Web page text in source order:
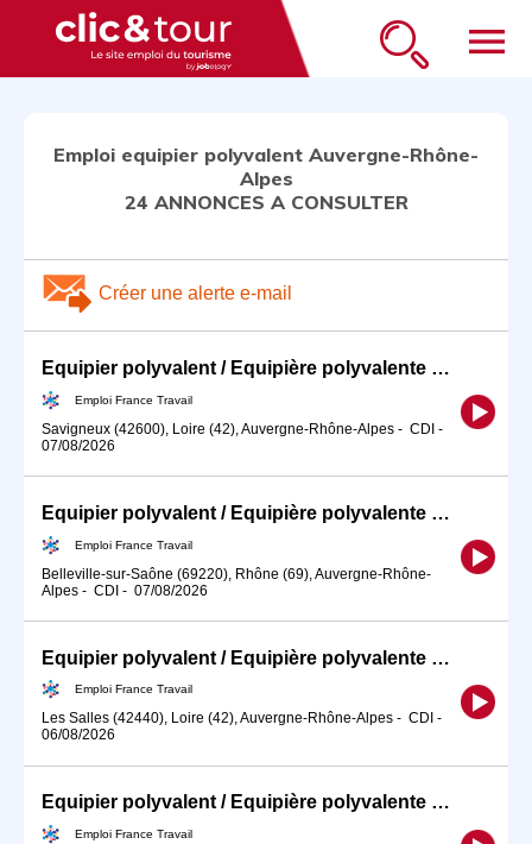
menu
Emploi equipier polyvalent Auvergne-Rhône-
Alpes
24 ANNONCES A CONSULTER
Créer une alerte e-mail
Equipier polyvalent / Equipière polyvalente de restauration rapid (H/F)
Emploi France Travail
Savigneux (42600), Loire (42), Auvergne-Rhône-Alpes - CDI -
07/08/2026
Equipier polyvalent / Equipière polyvalente de restauration rapid (H/F)
Emploi France Travail
Belleville-sur-Saône (69220), Rhône (69), Auvergne-Rhône-
Alpes - CDI - 07/08/2026
Equipier polyvalent / Equipière polyvalente de restauration rapid (H/F)
Emploi France Travail
Les Salles (42440), Loire (42), Auvergne-Rhône-Alpes - CDI -
06/08/2026
Equipier polyvalent / Equipière polyvalente de restauration rapid (H/F)
Emploi France Travail